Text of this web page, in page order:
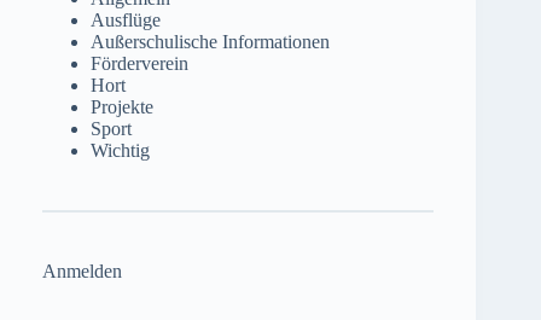
Ausflüge
Außerschulische Informationen
Förderverein
Hort
Projekte
Sport
Wichtig
Anmelden